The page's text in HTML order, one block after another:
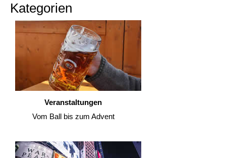
Kategorien
Veranstaltungen
Vom Ball bis zum Advent